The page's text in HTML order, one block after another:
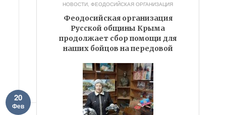
НОВОСТИ,ФЕОДОСИЙСКАЯ ОРГАНИЗАЦИЯ
Феодосийская организация
Русской общины Крыма
продолжает сбор помощи для
наших бойцов на передовой
20
Фев